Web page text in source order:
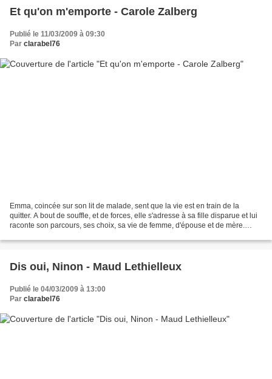
Et qu'on m'emporte - Carole Zalberg
Publié le 11/03/2009 à 09:30
Par clarabel76
Emma, coincée sur son lit de malade, sent que la vie est en train de la
quitter. A bout de souffle, et de forces, elle s'adresse à sa fille disparue et lui
raconte son parcours, ses choix, sa vie de femme, d'épouse et de mère.
Dis oui, Ninon - Maud Lethielleux
Publié le 04/03/2009 à 13:00
Par clarabel76